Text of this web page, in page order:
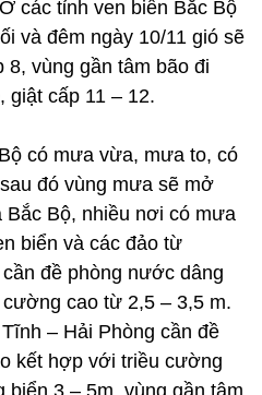
các tỉnh ven biển Bắc Bộ
và đêm ngày 10/11 gió sẽ
8, vùng gần tâm bão đi
giật cấp 11 – 12.
có mưa vừa, mưa to, có
đó vùng mưa sẽ mở
Bắc Bộ, nhiều nơi có mưa
biển và các đảo từ
đề phòng nước dâng
cao từ 2,5 – 3,5 m.
– Hải Phòng cần đề
kết hợp với triều cường
biển 3 – 5m, vùng gần tâm